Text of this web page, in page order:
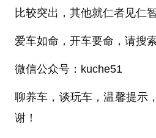
比较突出，其他就仁者见仁
爱车如命，开车要命，请搜
微信公众号：kuche51
聊养车，谈玩车，温馨提示
谢！